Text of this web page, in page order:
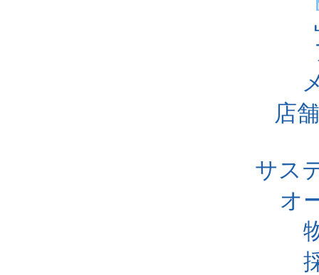
店
サス
オ